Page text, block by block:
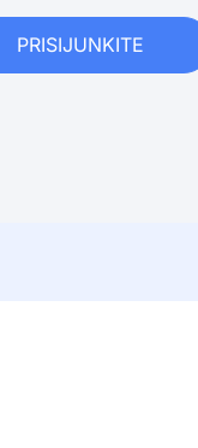
PRISIJUNKITE